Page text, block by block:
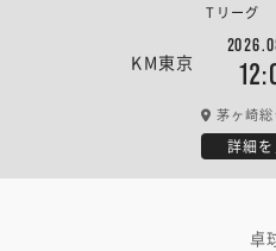
KM東京
Tリー
茅ヶ崎
詳細
卓